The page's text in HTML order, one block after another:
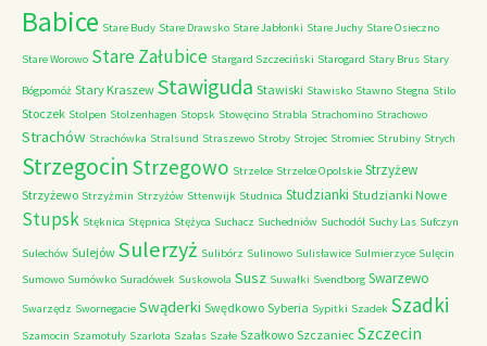
Babice Stare Budy Stare Drawsko Stare Jabłonki Stare Juchy Stare Osieczno
Stare Worowo Stare Załubice Stargard Szczeciński Starogard Stary Brus Stary
Bógpomóż Stary Kraszew Stawiguda Stawiski Stawisko Stawno Stegna Stilo
Stoczek Stolpen Stolzenhagen Stopsk Stowęcino Strabla Strachomino Strachowo
Strachów Strachówka Stralsund Straszewo Stroby Strojec Stromiec Strubiny Strych
Strzegocin Strzegowo Strzelce Strzelce Opolskie Strzyżew
Strzyżewo Strzyżmin Strzyżów Sttenwijk Studnica Studzianki Studzianki Nowe
Stupsk Stęknica Stępnica Stężyca Suchacz Suchedniów Suchodół Suchy Las Sufczyn
Sulechów Sulejów Sulerzyż Sulibórz Sulinowo Sulisławice Sulmierzyce Sulęcin
Sumowo Sumówko Suradówek Suskowola Susz Suwałki Svendborg Swarzewo
Swarzędz Swornegacie Swąderki Swędkowo Syberia Sypitki Szadek Szadki
Szamocin Szamotuły Szarlota Szałas Szałe Szałkowo Szczaniec Szczecin